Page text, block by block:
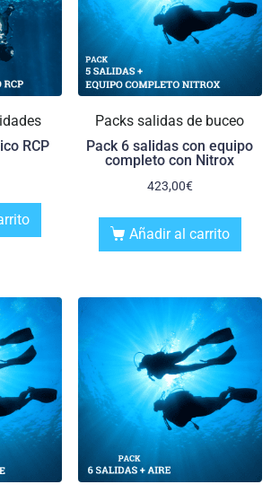
RCP
Packs salidas de buceo
Pack 6 salidas con equipo
completo con Nitrox
423,00€
Añadir al carrito